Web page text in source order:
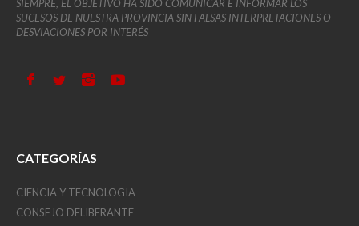
SIEMPRE, EL OBJETIVO HA SIDO COMUNICAR E INFORMAR LOS
SUCESOS DE NUESTRA PROVINCIA SIN FALSAS INTERPRETACIONES O
DESVIACIONES POR INTERÉS
CATEGORÍAS
CIENCIA Y TECNOLOGIA
CONSEJO DELIBERANTE